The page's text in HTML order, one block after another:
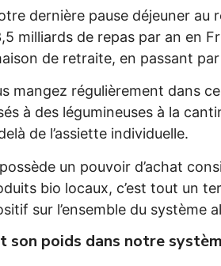
dernière pause déjeuner au
milliards de repas par an en
de retraite, en passant par
mangez régulièrement dans
à des légumineuses à la
de l’assiette individuelle.
un pouvoir d’achat
bio locaux, c’est tout un
sur l’ensemble du système
son poids dans notre